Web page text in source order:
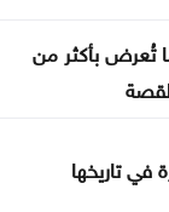
بيرين
أكثر من 50 عامًا تُعرض بأكثر من
في تاريخها